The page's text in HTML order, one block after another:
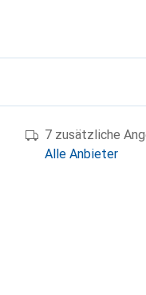
7 zusätzliche
Alle Anbieter